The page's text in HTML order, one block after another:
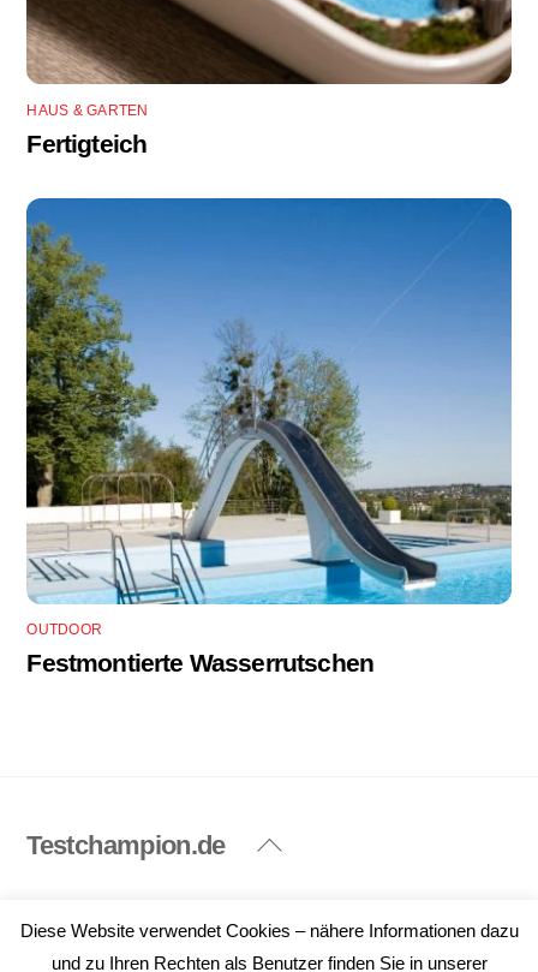
HAUS & GARTEN
Fertigteich
OUTDOOR
Festmontierte Wasserrutschen
Back
Testchampion.de
Diese Website verwendet Cookies – nähere Informationen dazu
und zu Ihren Rechten als Benutzer finden Sie in unserer